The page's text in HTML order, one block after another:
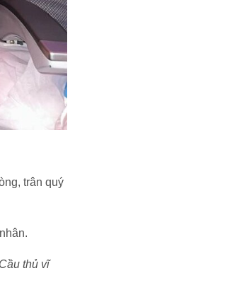
trân quý
thủ vĩ